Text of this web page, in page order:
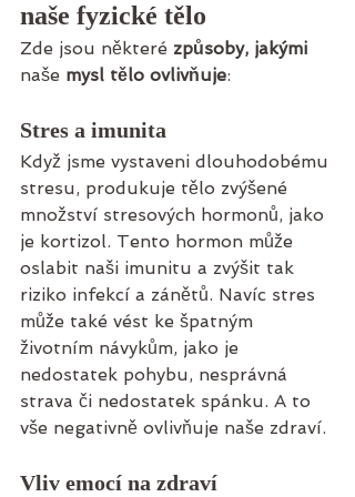
naše fyzické tělo
Zde jsou některé způsoby, jakými
naše mysl tělo ovlivňuje:
Stres a imunita
Když jsme vystaveni dlouhodobému
stresu, produkuje tělo zvýšené
množství stresových hormonů, jako
je kortizol. Tento hormon může
oslabit naši imunitu a zvýšit tak
riziko infekcí a zánětů. Navíc stres
může také vést ke špatným
životním návykům, jako je
nedostatek pohybu, nesprávná
strava či nedostatek spánku. A to
vše negativně ovlivňuje naše zdraví.
Vliv emocí na zdraví